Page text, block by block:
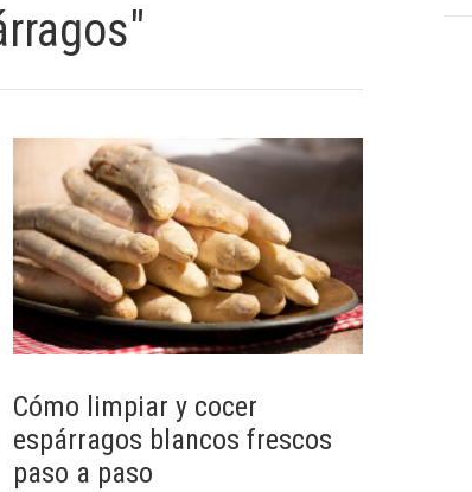
Cómo limpiar y cocer
espárragos blancos frescos
paso a paso